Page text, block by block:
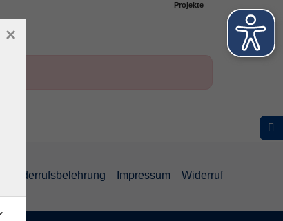
Projekte
Widerrufsbelehrung Impressum Widerruf
×